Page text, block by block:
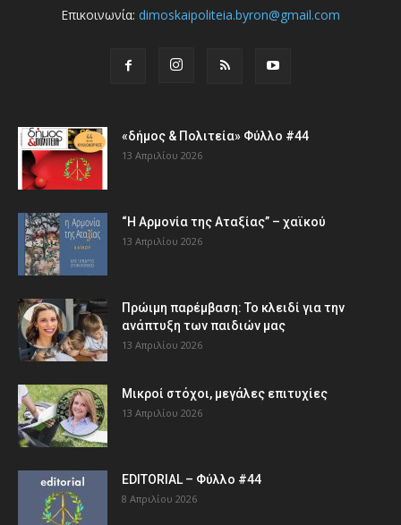
Επικοινωνία: dimoskaipoliteia.byron@gmail.com
«δήμος & Πολιτεία» Φύλλο #44
13 Απριλίου 2026
“Η Αρμονία της Αταξίας” – χαϊκού
13 Απριλίου 2026
Πρώιμη παρέμβαση: Το κλειδί για την
ανάπτυξη των παιδιών µας
13 Απριλίου 2026
Μικροί στόχοι, μεγάλες επιτυχίες
13 Απριλίου 2026
EDITORIAL – Φύλλο #44
8 Απριλίου 2026